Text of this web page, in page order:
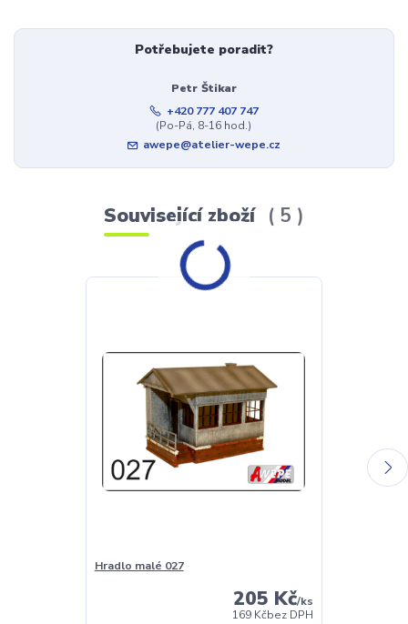
Potřebujete poradit?
Petr Štikar
+420 777 407 747
(Po-Pá, 8-16 hod.)
awepe@atelier-wepe.cz
Související zboží 5
Hradlo malé 027
205 Kč/ks
169 Kčbez DPH